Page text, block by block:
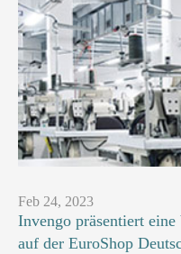
Feb 24, 2023
Invengo präsentiert
auf der EuroShop